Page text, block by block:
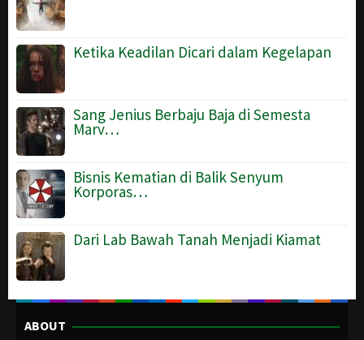
Ketika Keadilan Dicari dalam Kegelapan
Sang Jenius Berbaju Baja di Semesta
Marv…
Bisnis Kematian di Balik Senyum
Korporas…
Dari Lab Bawah Tanah Menjadi Kiamat
ABOUT